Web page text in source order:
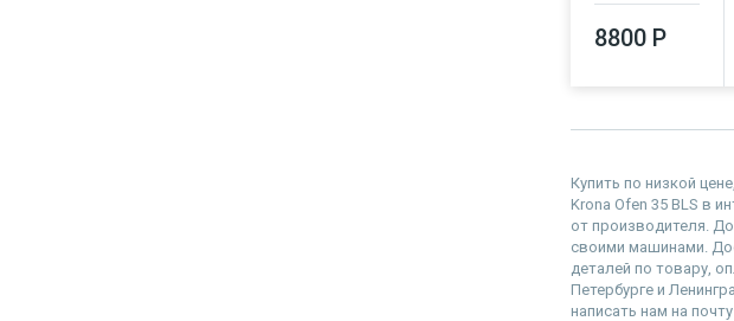
8800 Р
Купить по низкой
Krona Ofen 35 BLS в
от производителя.
своими машинами.
деталей по товару,
Петербурге и
написать нам на